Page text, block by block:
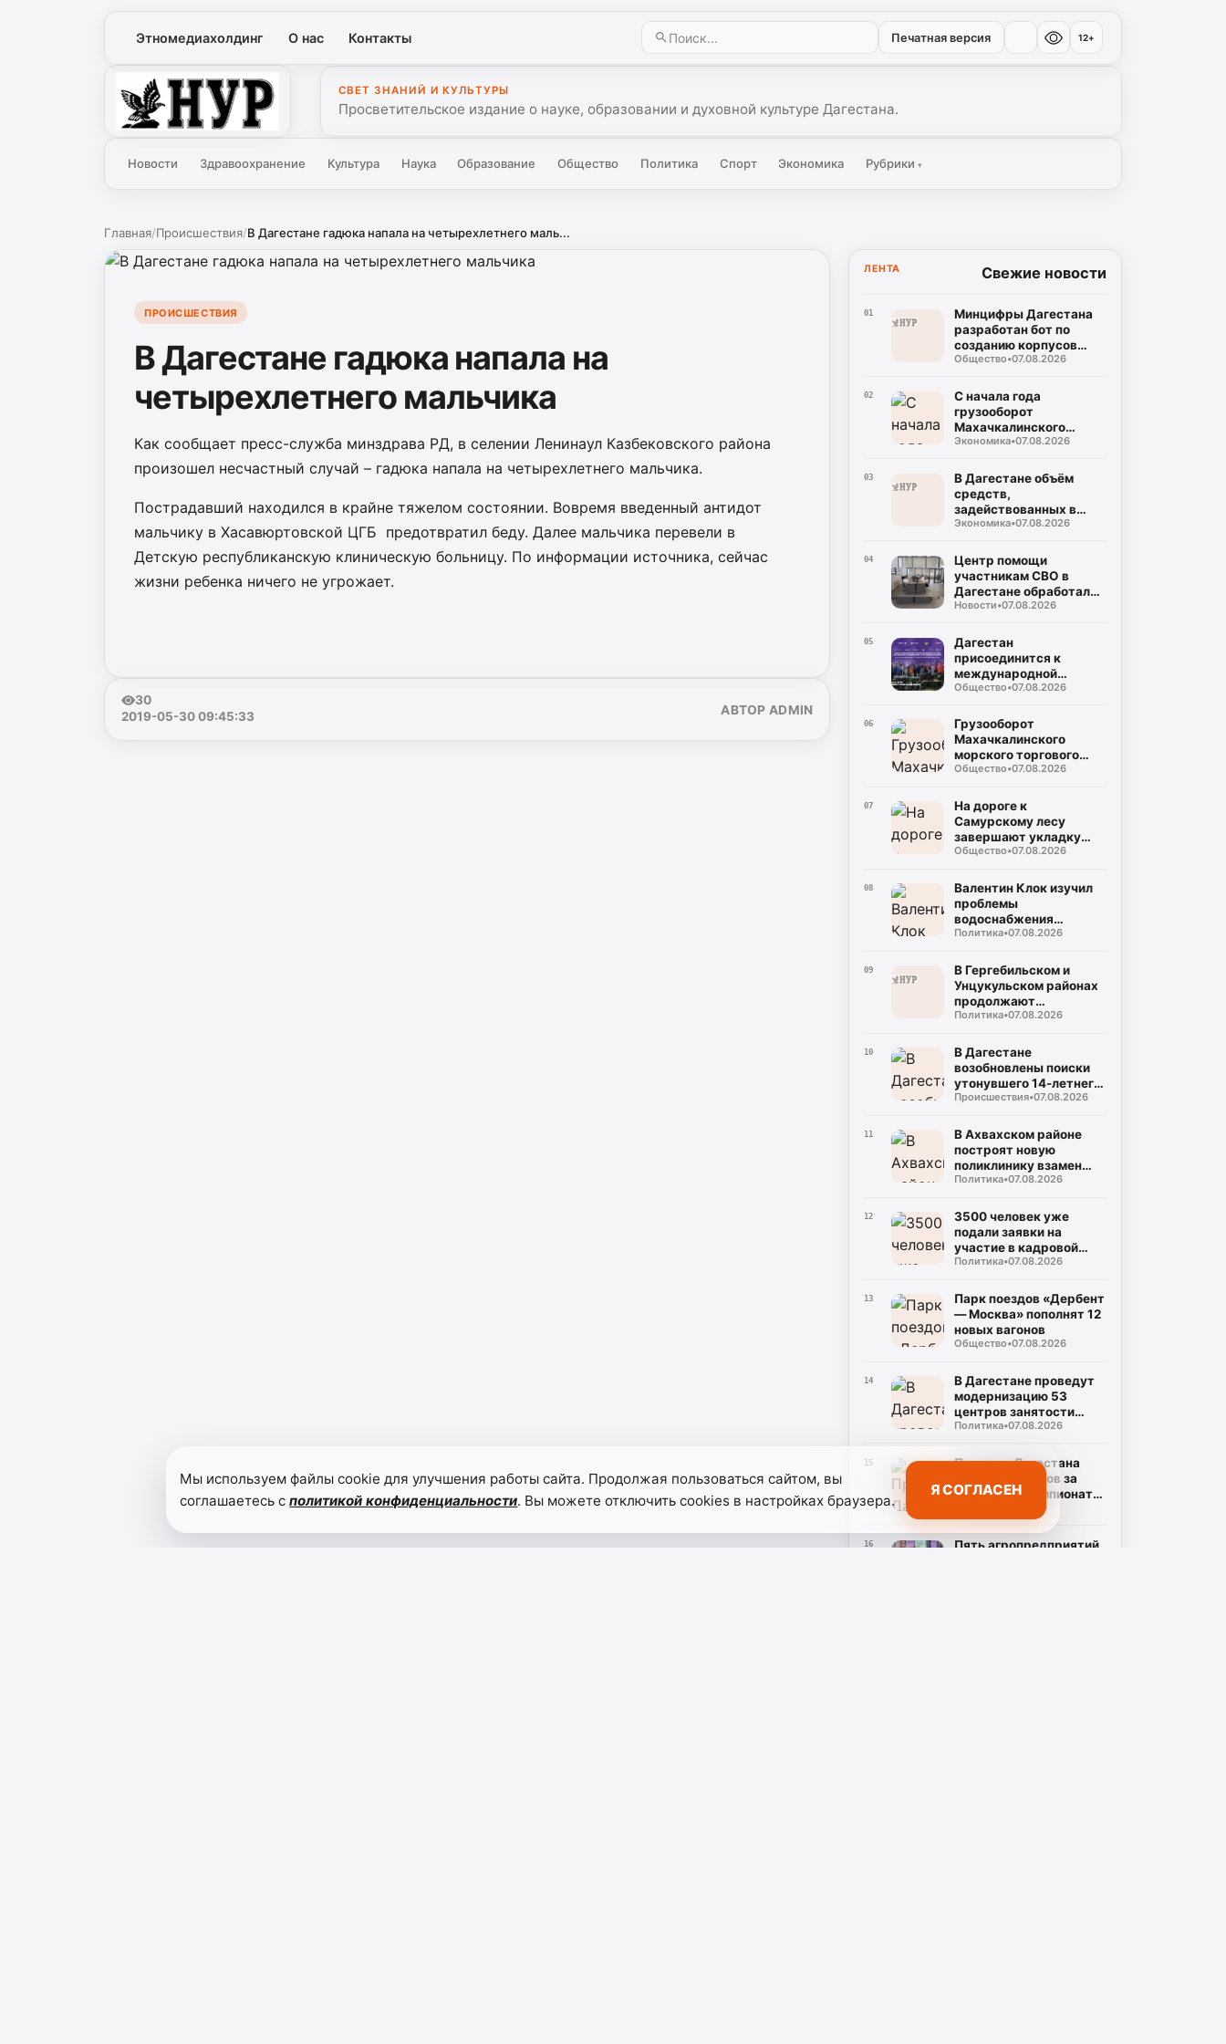
Этномедиахолдинг О нас Контакты Печатная версия 12+
Нур
СВЕТ ЗНАНИЙ И КУЛЬТУРЫ
Просветительское издание о науке, образовании и духовной культуре Дагестана.
Новости Здравоохранение Культура Наука Образование Общество Политика Спорт Экономика Рубрики▾
Главная/Происшествия/В Дагестане гадюка напала на четырехлетнего маль...
ПРОИСШЕСТВИЯ
В Дагестане гадюка напала на
четырехлетнего мальчика
Как сообщает пресс-служба минздрава РД, в селении Ленинаул Казбековского района
произошел несчастный случай – гадюка напала на четырехлетнего мальчика.
Пострадавший находился в крайне тяжелом состоянии. Вовремя введенный антидот
мальчику в Хасавюртовской ЦГБ предотвратил беду. Далее мальчика перевели в
Детскую республиканскую клиническую больницу. По информации источника, сейчас
жизни ребенка ничего не угрожает.
30
2019-05-30 09:45:33
АВТОР ADMIN
ЛЕНТА Свежие новости
01
Минцифры Дагестана
разработан бот по
созданию корпусов
национальных языков
Общество•07.08.2026
02
С начала года
грузооборот
Махачкалинского
морского торгового
2,49 млн тонн
Экономика•07.08.2026
03
В Дагестане объём
средств,
задействованных в
прорывных
132 млрд рублей
Экономика•07.08.2026
04
Центр помощи
участникам СВО в
Дагестане обработал
около тысячи
Новости•07.08.2026
05
Дагестан
присоединится к
международной
очистке очистки
Каспийского моря
Общество•07.08.2026
06
Грузооборот
Махачкалинского
морского торгового
порта вырос на 45,9%
прошлым годом
Общество•07.08.2026
07
На дороге к
Самурскому лесу
завершают укладку
асфальта
Общество•07.08.2026
08
Валентин Клок изучил
проблемы
водоснабжения
Буйнакска и
Политика•07.08.2026
09
В Гергебильском и
Унцукульском районах
продолжают
восстанавливать
Политика•07.08.2026
10
В Дагестане
возобновлены поиски
утонувшего 14-летнего
мальчика
Происшествия•07.08.2026
11
В Ахвахском районе
построят новую
поликлинику взамен
сгоревшей
Политика•07.08.2026
12
3500 человек уже
подали заявки на
участие в кадровой
программе «Команда
Политика•07.08.2026
13
Парк поездов «Дербент
— Москва» пополнят 12
новых вагонов
Общество•07.08.2026
14
В Дагестане проведут
модернизацию 53
центров занятости
населения
Политика•07.08.2026
15
Премьер Дагестана
наградил борцов за
триумф на Чемпионате
06.08.2026
16
Пять агропредприятий
Мы используем файлы cookie для улучшения работы сайта. Продолжая пользоваться сайтом, вы
соглашаетесь сполитикой конфиденциальности. Вы можете отключить cookies в настройках браузера.
Я СОГЛАСЕН